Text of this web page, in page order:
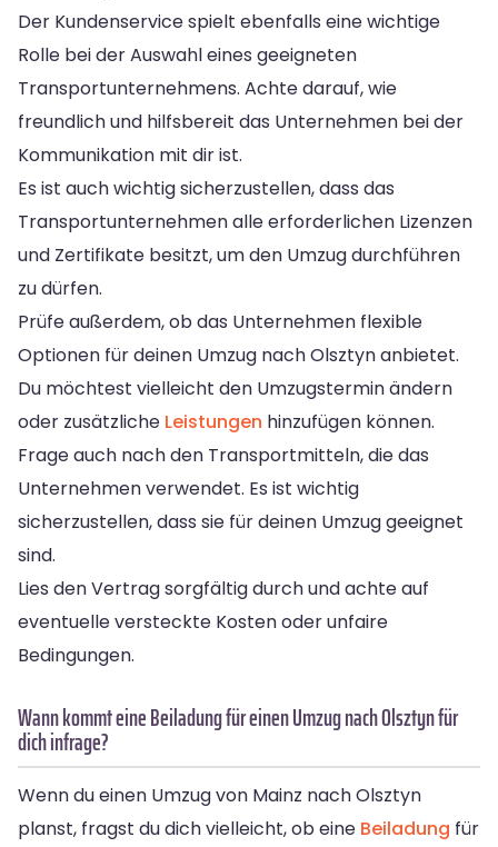
Der Kundenservice spielt ebenfalls eine wichtige
Rolle bei der Auswahl eines geeigneten
Transportunternehmens. Achte darauf, wie
freundlich und hilfsbereit das Unternehmen bei der
Kommunikation mit dir ist.
Es ist auch wichtig sicherzustellen, dass das
Transportunternehmen alle erforderlichen Lizenzen
und Zertifikate besitzt, um den Umzug durchführen
zu dürfen.
Prüfe außerdem, ob das Unternehmen flexible
Optionen für deinen Umzug nach Olsztyn anbietet.
Du möchtest vielleicht den Umzugstermin ändern
oder zusätzliche Leistungen hinzufügen können.
Frage auch nach den Transportmitteln, die das
Unternehmen verwendet. Es ist wichtig
sicherzustellen, dass sie für deinen Umzug geeignet
sind.
Lies den Vertrag sorgfältig durch und achte auf
eventuelle versteckte Kosten oder unfaire
Bedingungen.
Wann kommt eine Beiladung für einen Umzug nach Olsztyn für
dich infrage?
Wenn du einen Umzug von Mainz nach Olsztyn
planst, fragst du dich vielleicht, ob eine Beiladung für